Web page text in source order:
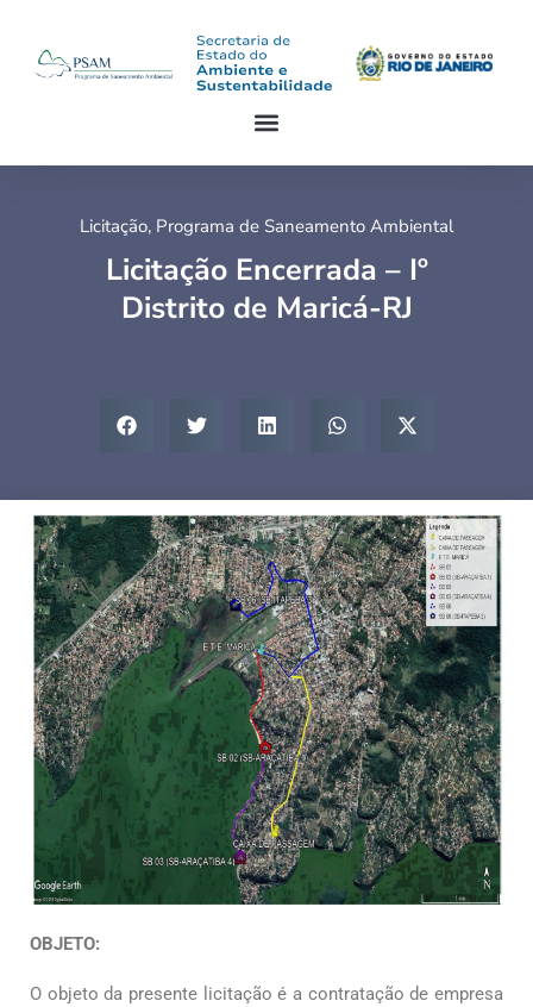
Licitação, Programa de Saneamento Ambiental
Licitação Encerrada – Iº
Distrito de Maricá-RJ
OBJETO:
O objeto da presente licitação é a contratação de empresa